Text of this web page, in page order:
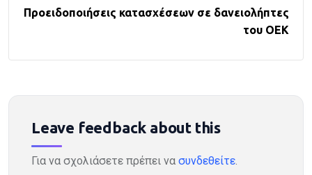
Προειδοποιήσεις κατασχέσεων σε δανειολήπτες
του ΟΕΚ
Leave feedback about this
Για να σχολιάσετε πρέπει να συνδεθείτε.